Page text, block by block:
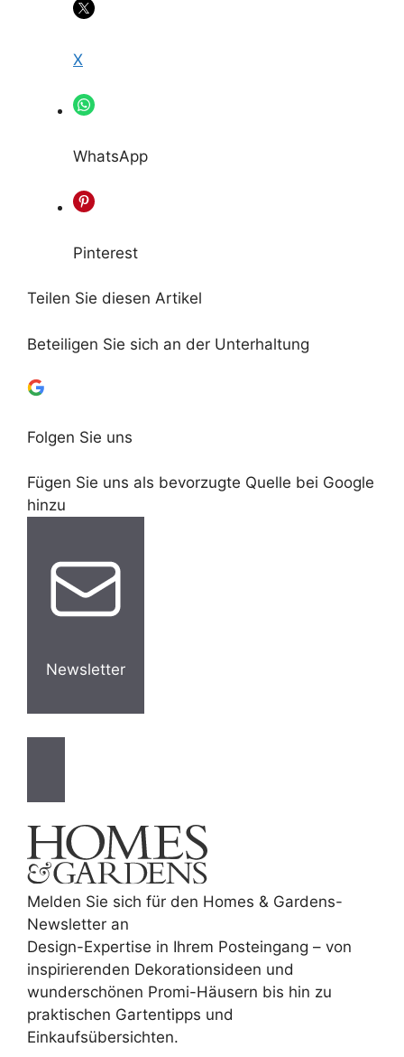
X
WhatsApp
Pinterest
Teilen Sie diesen Artikel
Beteiligen Sie sich an der Unterhaltung
Folgen Sie uns
Fügen Sie uns als bevorzugte Quelle bei Google
hinzu
Newsletter
Melden Sie sich für den Homes & Gardens-
Newsletter an
Design-Expertise in Ihrem Posteingang – von
inspirierenden Dekorationsideen und
wunderschönen Promi-Häusern bis hin zu
praktischen Gartentipps und
Einkaufsübersichten.